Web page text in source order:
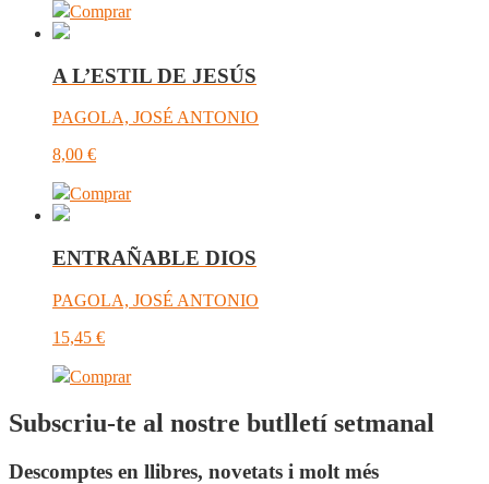
Comprar
A L’ESTIL DE JESÚS
PAGOLA, JOSÉ ANTONIO
8,00 €
Comprar
ENTRAÑABLE DIOS
PAGOLA, JOSÉ ANTONIO
15,45 €
Comprar
Subscriu-te al nostre butlletí setmanal
Descomptes en llibres, novetats i molt més